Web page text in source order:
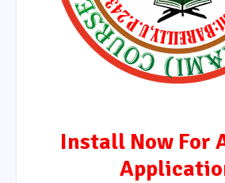
Install Now For